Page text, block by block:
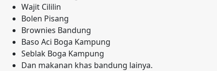
Wajit Cililin
Bolen Pisang
Brownies Bandung
Baso Aci Boga Kampung
Seblak Boga Kampung
Dan makanan khas bandung lainya.